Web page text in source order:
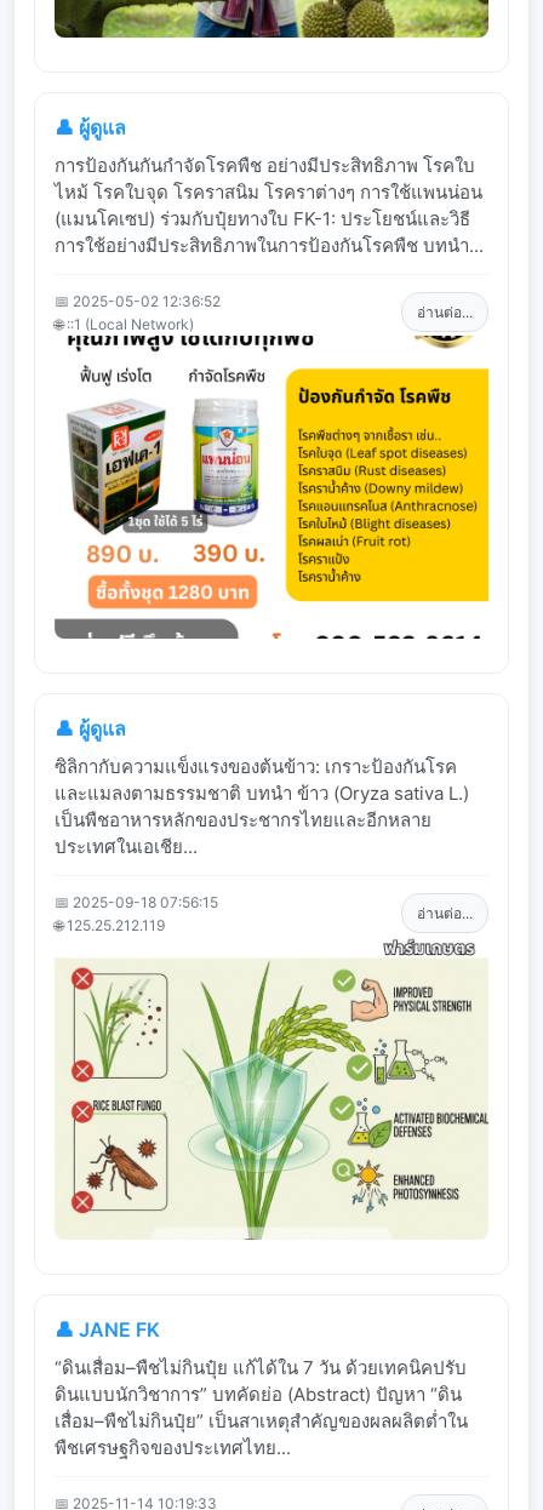
👤 ผู้ดูแล
การป้องกันกันกำจัดโรคพืช อย่างมีประสิทธิภาพ โรคใบ
ไหม้ โรคใบจุด โรคราสนิม โรคราต่างๆ การใช้แพนน่อน
(แมนโคเซป) ร่วมกับปุ๋ยทางใบ FK-1: ประโยชน์และวิธี
การใช้อย่างมีประสิทธิภาพในการป้องกันโรคพืช บทนำ...
📅 2025-05-02 12:36:52
🌐 ::1 (Local Network)
อ่านต่อ...
👤 ผู้ดูแล
ซิลิกากับความแข็งแรงของต้นข้าว: เกราะป้องกันโรค
และแมลงตามธรรมชาติ บทนำ ข้าว (Oryza sativa L.)
เป็นพืชอาหารหลักของประชากรไทยและอีกหลาย
ประเทศในเอเชีย...
📅 2025-09-18 07:56:15
🌐 125.25.212.119
อ่านต่อ...
👤 JANE FK
“ดินเสื่อม–พืชไม่กินปุ๋ย แก้ได้ใน 7 วัน ด้วยเทคนิคปรับ
ดินแบบนักวิชาการ” บทคัดย่อ (Abstract) ปัญหา “ดิน
เสื่อม–พืชไม่กินปุ๋ย” เป็นสาเหตุสำคัญของผลผลิตต่ำใน
พืชเศรษฐกิจของประเทศไทย...
📅 2025-11-14 10:19:33